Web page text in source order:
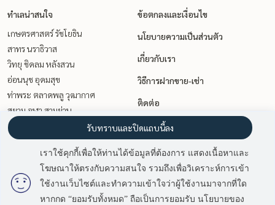
ทำเลน่าสนใจ
เกษตรศาสตร์ รัชโยธิน
สาทร นราธิวาส
วิทยุ ชิดลม หลังสวน
อ่อนนุช อุดมสุข
ท่าพระ ตลาดพลู วุฒากาศ
สยาม จุฬา สามย่าน
สุขุมวิท อโศก ทองหล่อ
วงเวียนใหญ่ เจริญนคร
พระราม 9 เพชรบุรีตัดใหม่ RCA
ข้อตกลงและเงื่อนไข
นโยบายความเป็นส่วนตัว
เกี่ยวกับเรา
วิธีการฝากขาย-เช่า
ติดต่อ
เราใช้คุกกี้เพื่อให้ท่านได้ข้อมูลที่ต้องการ แสดงเนื้อหาและ
โฆษณาให้ตรงกับความสนใจ รวมถึงเพื่อวิเคราะห์การเข้า
ใช้งานเว็บไซต์และทำความเข้าใจว่าผู้ใช้งานมาจากที่ใด
หากกด “ยอมรับทั้งหมด” ถือเป็นการยอมรับ นโยบายของ
รับทราบและปิดแถบนี้ลง